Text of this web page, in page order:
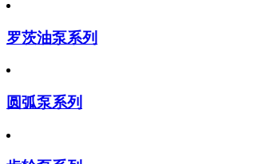
罗茨油泵系列
圆弧泵系列